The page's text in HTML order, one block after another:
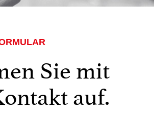
Sie mit
auf.